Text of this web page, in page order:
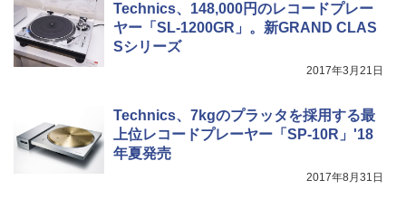
Technics、148,000円のレコードプレー
ヤー「SL-1200GR」。新GRAND CLAS
Sシリーズ
2017年3月21日
Technics、7kgのプラッタを採用する最
上位レコードプレーヤー「SP-10R」'18
年夏発売
2017年8月31日